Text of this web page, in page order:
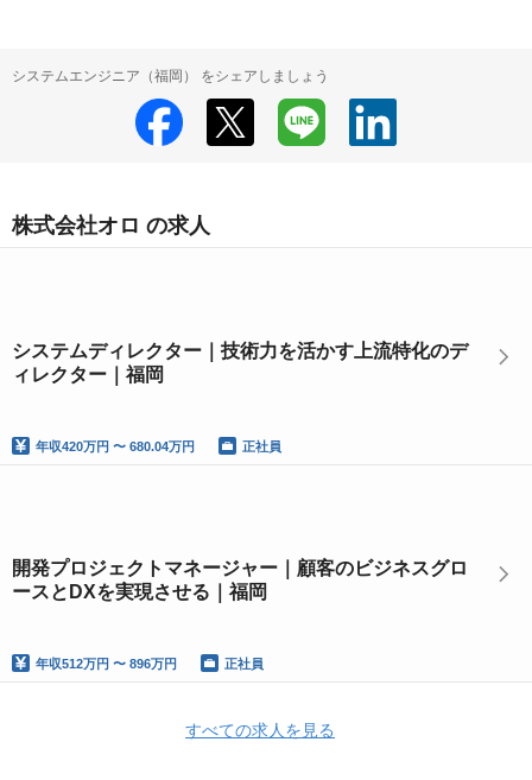
システムエンジニア（福岡） をシェアしましょう
株式会社オロ の求人
システムディレクター｜技術力を活かす上流特化のデ
ィレクター｜福岡
年収420万円 〜 680.04万円 正社員
開発プロジェクトマネージャー｜顧客のビジネスグロ
ースとDXを実現させる｜福岡
年収512万円 〜 896万円 正社員
すべての求人を見る